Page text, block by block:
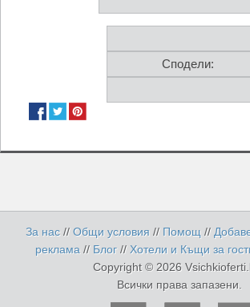
Сподели:
За нас //Общи условия // Помощ //
реклама // Блог // Хотели и Къщи за
Copyright © 2026
Всички права запазени.